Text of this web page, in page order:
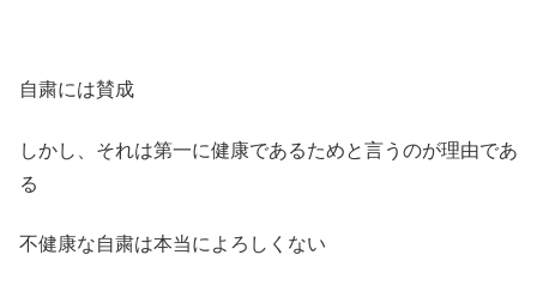
自粛には賛成
しかし、それは第一に健康であるためと言うのが理由であ
る
不健康な自粛は本当によろしくない